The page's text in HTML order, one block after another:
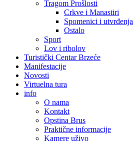
Tragom Prošlosti
Crkve i Manastiri
Spomenici i utvrđenja
Ostalo
Sport
Lov i ribolov
Turistički Centar Brzećе
Manifestacije
Novosti
Virtuelna tura
info
O nama
Kontakt
Opstina Brus
Praktične informacije
Kamere uživo